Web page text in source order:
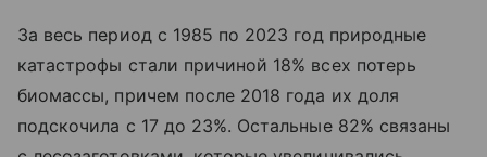
За весь период с 1985 по 2023 год природные
катастрофы стали причиной 18% всех потерь
биомассы, причем после 2018 года их доля
подскочила с 17 до 23%. Остальные 82% связаны